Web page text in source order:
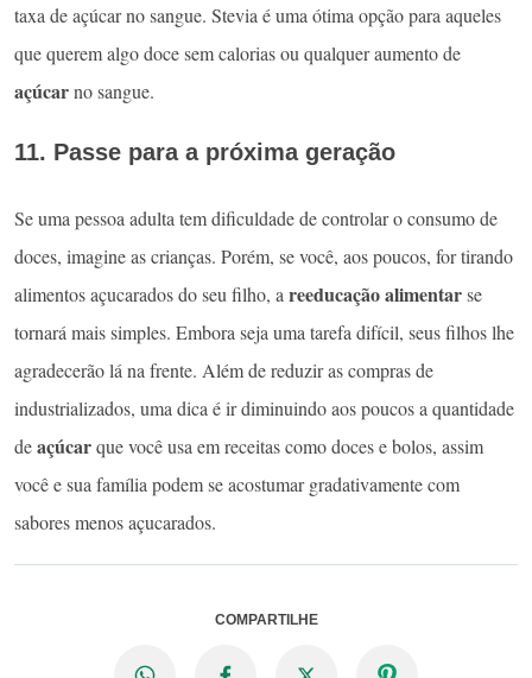
taxa de açúcar no sangue. Stevia é uma ótima opção para aqueles
que querem algo doce sem calorias ou qualquer aumento de
açúcarno sangue.
11. Passe para a próxima geração
Se uma pessoa adulta tem dificuldade de controlar o consumo de
doces, imagine as crianças. Porém, se você, aos poucos, for tirando
alimentos açucarados do seu filho, a reeducação alimentarse
tornará mais simples. Embora seja uma tarefa difícil, seus filhos lhe
agradecerão lá na frente. Além de reduzir as compras de
industrializados, uma dica é ir diminuindo aos poucos a quantidade
deaçúcarque você usa em receitas como doces e bolos, assim
você e sua família podem se acostumar gradativamente com
sabores menos açucarados.
COMPARTILHE